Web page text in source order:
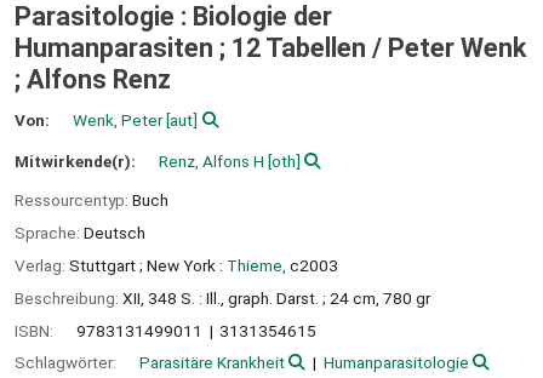
Parasitologie : Biologie der
Humanparasiten ; 12 Tabellen / Peter Wenk
; Alfons Renz
Von: Wenk, Peter[aut]
Mitwirkende(r): Renz, Alfons H [oth]
Ressourcentyp: Buch
Sprache: Deutsch
Verlag: Stuttgart ; New York : Thieme, c2003
Beschreibung: XII, 348 S. : Ill., graph. Darst. ; 24 cm, 780 gr
ISBN:
9783131499011
3131354615
Schlagwörter:
Parasitäre Krankheit
Humanparasitologie